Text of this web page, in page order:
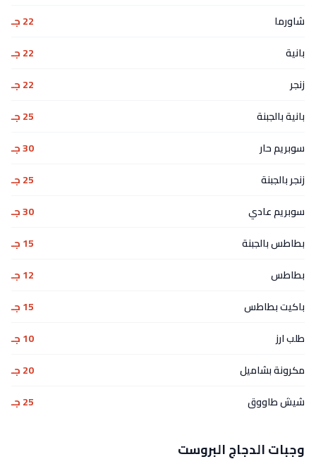
شاورما
22 جـ
بانية
22 جـ
زنجر
22 جـ
بانية بالجبنة
25 جـ
سوبريم حار
30 جـ
زنجر بالجبنة
25 جـ
سوبريم عادي
30 جـ
بطاطس بالجبنة
15 جـ
بطاطس
12 جـ
باكيت بطاطس
15 جـ
طلب ارز
10 جـ
مكرونة بشاميل
20 جـ
شيش طاووق
25 جـ
وجبات الدجاج البروست